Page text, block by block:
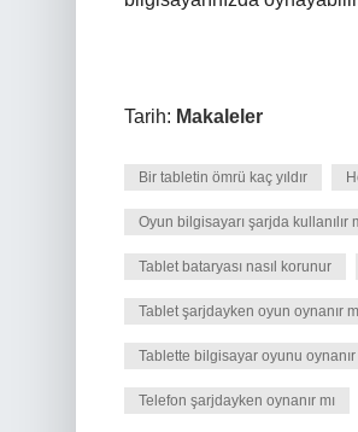
Tarih: Makaleler
Bir tabletin ömrü kaç yıldır
Oyun bilgisayarı şarjda kullanılır
Tablet bataryası nasıl korunur
Tablet şarjdayken oyun oynanır
Tablette bilgisayar oyunu oynanır
Telefon şarjdayken oynanır mı